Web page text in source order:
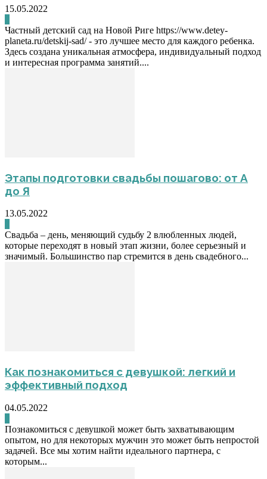
15.05.2022
Частный детский сад на Новой Риге https://www.detey-
planeta.ru/detskij-sad/ - это лучшее место для каждого ребенка.
Здесь создана уникальная атмосфера, индивидуальный подход
и интересная программа занятий....
Этапы подготовки свадьбы пошагово: от А
до Я
13.05.2022
Свадьба – день, меняющий судьбу 2 влюбленных людей,
которые переходят в новый этап жизни, более серьезный и
значимый. Большинство пар стремится в день свадебного...
Как познакомиться с девушкой: легкий и
эффективный подход
04.05.2022
Познакомиться с девушкой может быть захватывающим
опытом, но для некоторых мужчин это может быть непростой
задачей. Все мы хотим найти идеального партнера, с
которым...